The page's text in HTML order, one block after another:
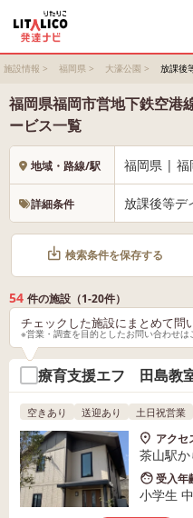
施設情報 > 福岡県 > 大濠公園 > 放課後
福岡県福岡市営地下鉄空港
ービス一覧
地域・路線/駅 福岡県 | 福
詳細条件 放課後等デ
検索条件を保存する
54 件の施設（1-20件）
チェックした施設にまとめて問
※営業・調査を目的としたお問い合わせは
療育支援エフ 田島教
空きあり 送迎あり 土日祝営業
アクセ
茶山駅
受入年
小学生